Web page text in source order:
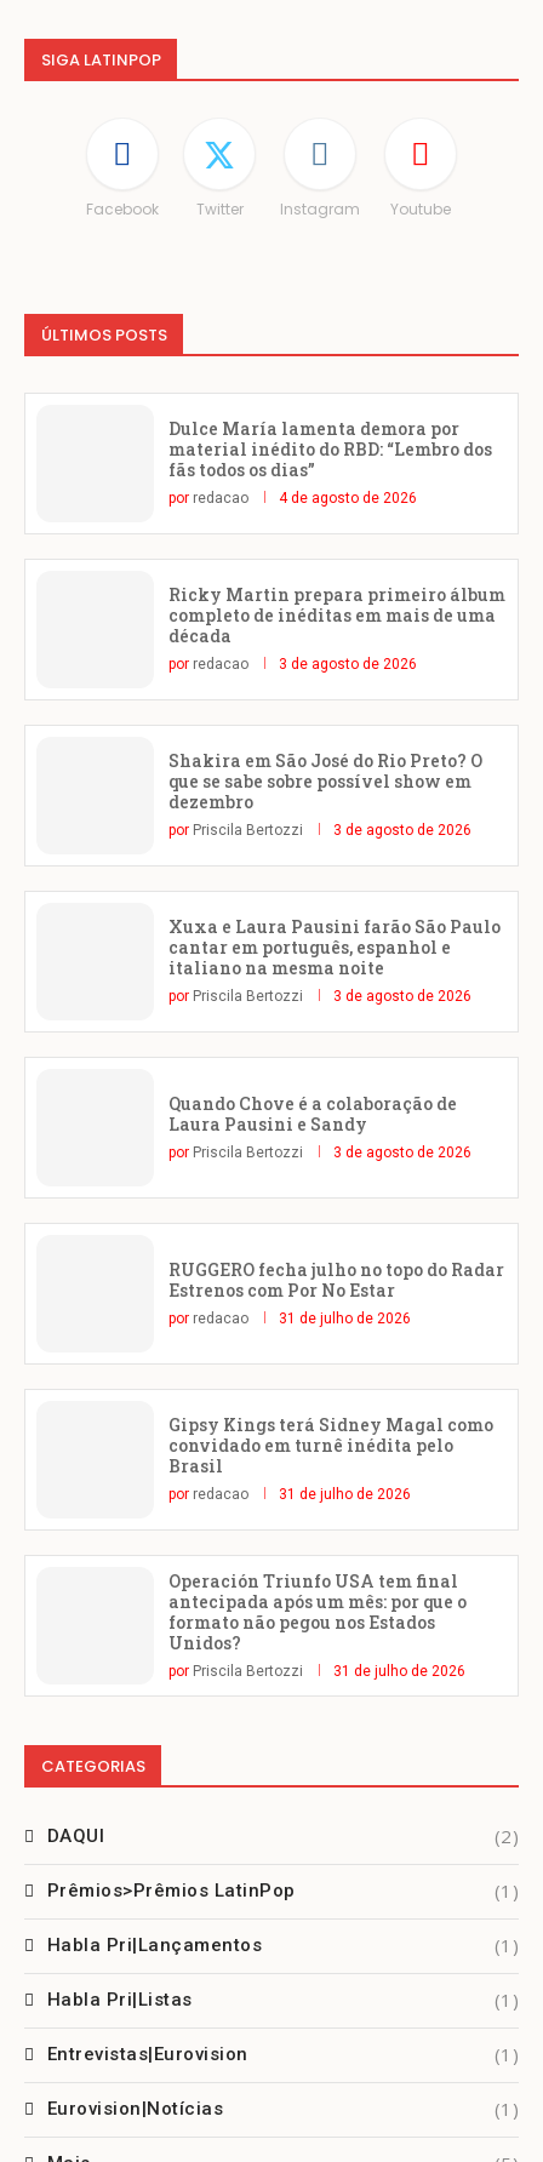
SIGA LATINPOP
Facebook Twitter Instagram Youtube
ÚLTIMOS POSTS
Dulce María lamenta demora por
material inédito do RBD: “Lembro dos
fãs todos os dias”
por redacao 4 de agosto de 2026
Ricky Martin prepara primeiro álbum
completo de inéditas em mais de uma
década
por redacao 3 de agosto de 2026
Shakira em São José do Rio Preto? O
que se sabe sobre possível show em
dezembro
por Priscila Bertozzi 3 de agosto de 2026
Xuxa e Laura Pausini farão São Paulo
cantar em português, espanhol e
italiano na mesma noite
por Priscila Bertozzi 3 de agosto de 2026
Quando Chove é a colaboração de
Laura Pausini e Sandy
por Priscila Bertozzi 3 de agosto de 2026
RUGGERO fecha julho no topo do Radar
Estrenos com Por No Estar
por redacao 31 de julho de 2026
Gipsy Kings terá Sidney Magal como
convidado em turnê inédita pelo
Brasil
por redacao 31 de julho de 2026
Operación Triunfo USA tem final
antecipada após um mês: por que o
formato não pegou nos Estados
Unidos?
por Priscila Bertozzi 31 de julho de 2026
CATEGORIAS
DAQUI (2)
Prêmios>Prêmios LatinPop (1)
Habla Pri|Lançamentos (1)
Habla Pri|Listas (1)
Entrevistas|Eurovision (1)
Eurovision|Notícias (1)